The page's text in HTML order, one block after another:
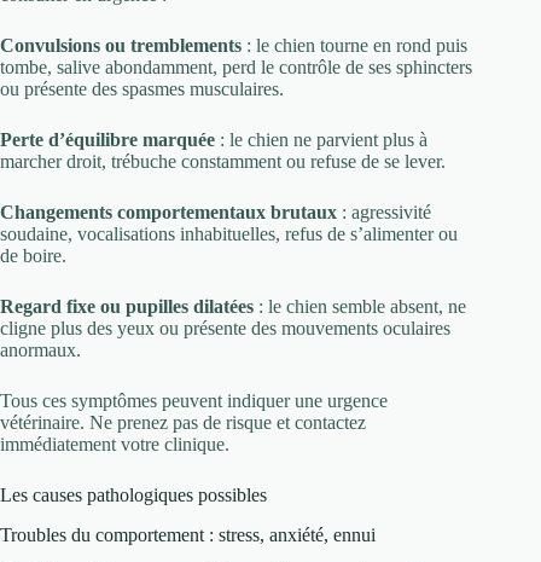
Convulsions ou tremblements : le chien tourne en rond puis
tombe, salive abondamment, perd le contrôle de ses sphincters
ou présente des spasmes musculaires.
Perte d’équilibre marquée : le chien ne parvient plus à
marcher droit, trébuche constamment ou refuse de se lever.
Changements comportementaux brutaux : agressivité
soudaine, vocalisations inhabituelles, refus de s’alimenter ou
de boire.
Regard fixe ou pupilles dilatées : le chien semble absent, ne
cligne plus des yeux ou présente des mouvements oculaires
anormaux.
Tous ces symptômes peuvent indiquer une urgence
vétérinaire. Ne prenez pas de risque et contactez
immédiatement votre clinique.
Les causes pathologiques possibles
Troubles du comportement : stress, anxiété, ennui